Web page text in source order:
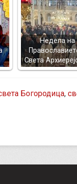
Недела на
Света
Богородица,